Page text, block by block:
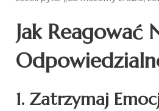
Jak Reagować
1. Zatrzymaj